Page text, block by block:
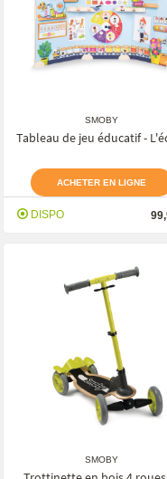
SMOBY
Tableau de jeu éducatif -
ACHETER EN LIGNE
DISPO
SMOBY